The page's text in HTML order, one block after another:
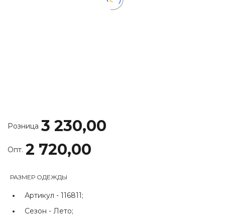
Розница 3 230,00
Опт. 2 720,00
РАЗМЕР ОДЕЖДЫ
Артикул - 116811;
Сезон - Лето;